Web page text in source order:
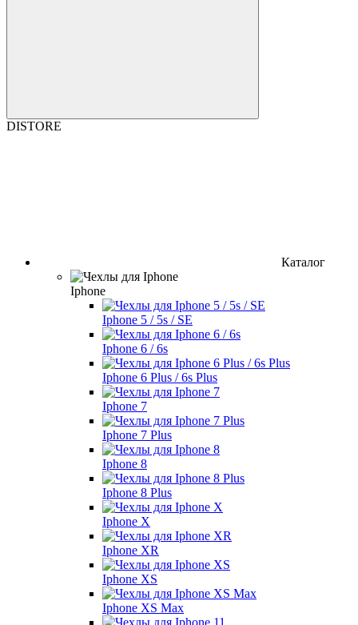
DISTORE
Каталог
Iphone
Iphone 5 / 5s / SE
Iphone 6 / 6s
Iphone 6 Plus / 6s Plus
Iphone 7
Iphone 7 Plus
Iphone 8
Iphone 8 Plus
Iphone X
Iphone XR
Iphone XS
Iphone XS Max